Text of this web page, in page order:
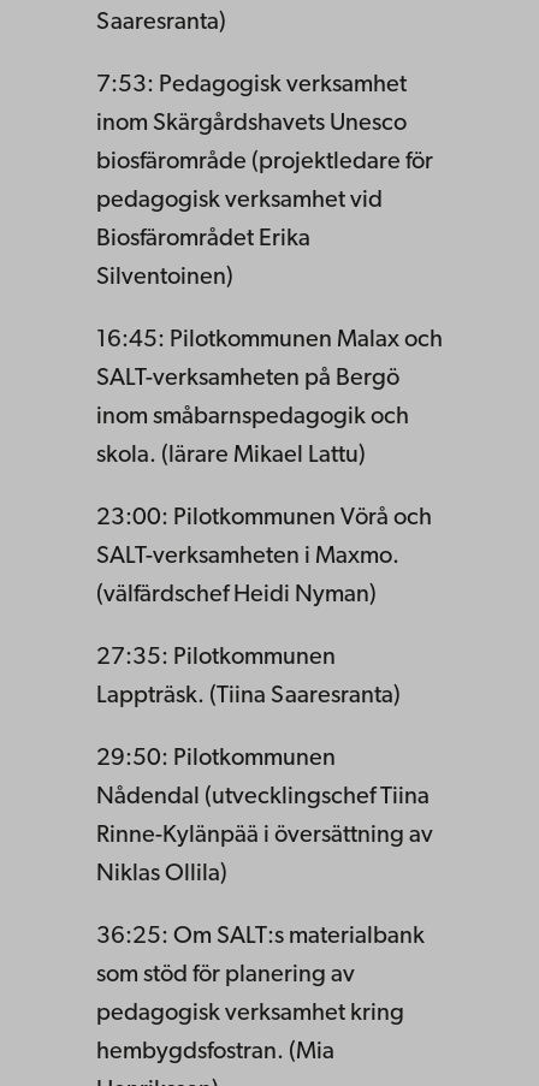
Saaresranta)
7:53: Pedagogisk verksamhet
inom Skärgårdshavets Unesco
biosfärområde (projektledare för
pedagogisk verksamhet vid
Biosfärområdet Erika
Silventoinen)
16:45: Pilotkommunen Malax och
SALT-verksamheten på Bergö
inom småbarnspedagogik och
skola. (lärare Mikael Lattu)
23:00: Pilotkommunen Vörå och
SALT-verksamheten i Maxmo.
(välfärdschef Heidi Nyman)
27:35: Pilotkommunen
Lappträsk. (Tiina Saaresranta)
29:50: Pilotkommunen
Nådendal (utvecklingschef Tiina
Rinne-Kylänpää i översättning av
Niklas Ollila)
36:25: Om SALT:s materialbank
som stöd för planering av
pedagogisk verksamhet kring
hembygdsfostran. (Mia